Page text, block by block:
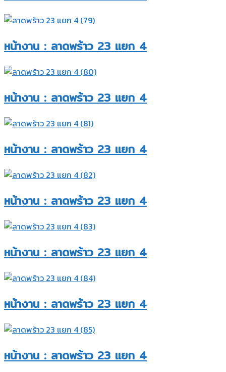
หน้างาน : ลาดพร้าว 23 แยก 4​
หน้างาน : ลาดพร้าว 23 แยก 4​
หน้างาน : ลาดพร้าว 23 แยก 4​
หน้างาน : ลาดพร้าว 23 แยก 4​
หน้างาน : ลาดพร้าว 23 แยก 4​
หน้างาน : ลาดพร้าว 23 แยก 4​
หน้างาน : ลาดพร้าว 23 แยก 4​